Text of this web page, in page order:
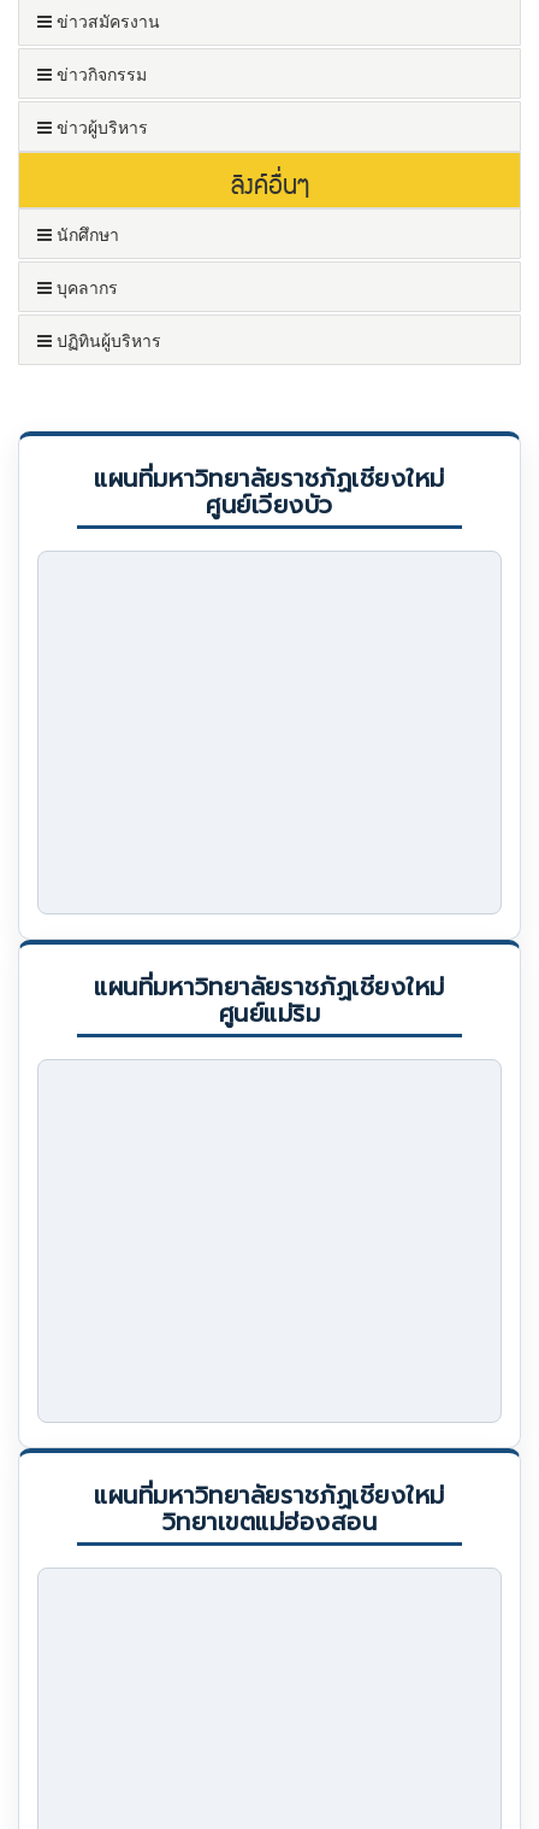
ข่าวสมัครงาน
ข่าวกิจกรรม
ข่าวผู้บริหาร
ลิงค์อื่นๆ
นักศึกษา
บุคลากร
ปฏิทินผู้บริหาร
แผนที่มหาวิทยาลัยราชภัฏเชียงใหม่
ศูนย์เวียงบัว
แผนที่มหาวิทยาลัยราชภัฏเชียงใหม่
ศูนย์แม่ริม
แผนที่มหาวิทยาลัยราชภัฏเชียงใหม่
วิทยาเขตแม่ฮ่องสอน